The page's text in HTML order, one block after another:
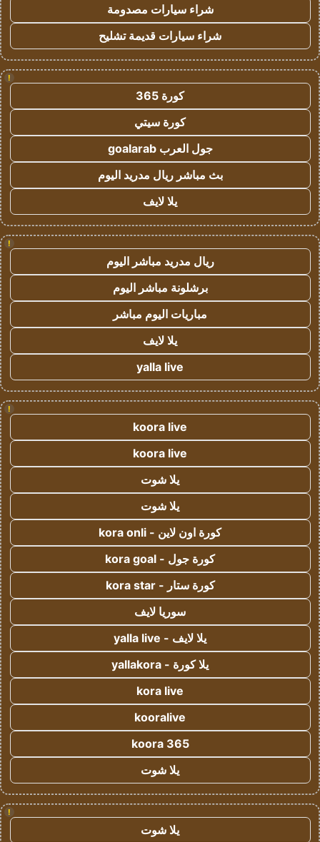
شراء سيارات مصدومة
شراء سيارات قديمة تشليح
!
كورة 365
كورة سيتي
جول العرب goalarab
بث مباشر ريال مدريد اليوم
يلا لايف
!
ريال مدريد مباشر اليوم
برشلونة مباشر اليوم
مباريات اليوم مباشر
يلا لايف
yalla live
!
koora live
koora live
يلا شوت
يلا شوت
كورة اون لاين - kora onli
كورة جول - kora goal
كورة ستار - kora star
سوريا لايف
يلا لايف - yalla live
يلا كورة - yallakora
kora live
kooralive
koora 365
يلا شوت
!
يلا شوت